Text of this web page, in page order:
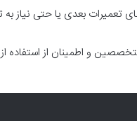
تعمیرات بعدی یا حتی نیاز
و اطمینان از استفاده